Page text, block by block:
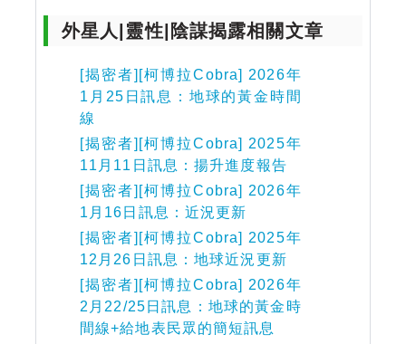
外星人|靈性|陰謀揭露相關文章
[揭密者][柯博拉Cobra] 2026年
1月25日訊息：地球的黃金時間
線
[揭密者][柯博拉Cobra] 2025年
11月11日訊息：揚升進度報告
[揭密者][柯博拉Cobra] 2026年
1月16日訊息：近況更新
[揭密者][柯博拉Cobra] 2025年
12月26日訊息：地球近況更新
[揭密者][柯博拉Cobra] 2026年
2月22/25日訊息：地球的黃金時
間線+給地表民眾的簡短訊息